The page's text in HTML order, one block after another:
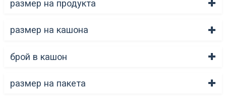
размер на продукта
размер на кашона
брой в кашон
размер на пакета